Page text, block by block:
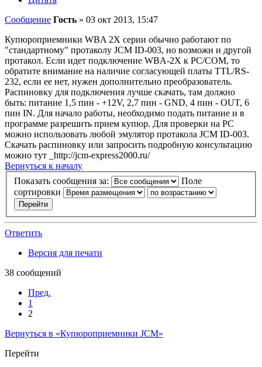
Сообщение Гость » 03 окт 2013, 15:47
Купюроприемники WBA 2X серии обычно работают по
"стандартному" протаколу JCM ID-003, но возможн и другой
протакол. Если идет подключение WBA-2X к PC/COM, то
обратите внимание на наличие согласующей платы TTL/RS-
232, если ее нет, нужен дополнительно преобразователь.
Распиновку для подключения лучше скачать, там должно
быть: питание 1,5 пин - +12V, 2,7 пин - GND, 4 пин - OUT, 6
пин IN. Для начало работы, необходимо подать питание и в
программе разрешить прием купюр. Для проверки на PC
можно использовать любой эмулятор протакола JCM ID-003.
Скачать распиновку или запросить подробную консультацию
можно тут _http://jcm-express2000.ru/
Вернуться к началу
Показать сообщения за:
Поле
сортировки
Ответить
Версия для печати
38 сообщений
Пред.
1
2
Вернуться в «Купюроприемники JCM»
Перейти